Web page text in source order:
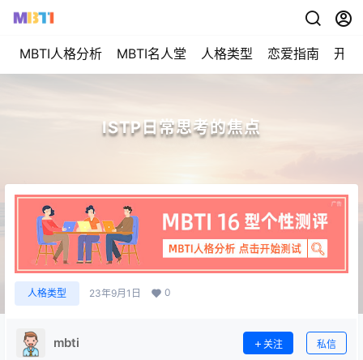
MBTI人格分析 MBTI名人堂 人格类型 恋爱指南 开始
ISTP日常思考的焦点
人格类型 23年9月1日 0
mbti 关注 私信